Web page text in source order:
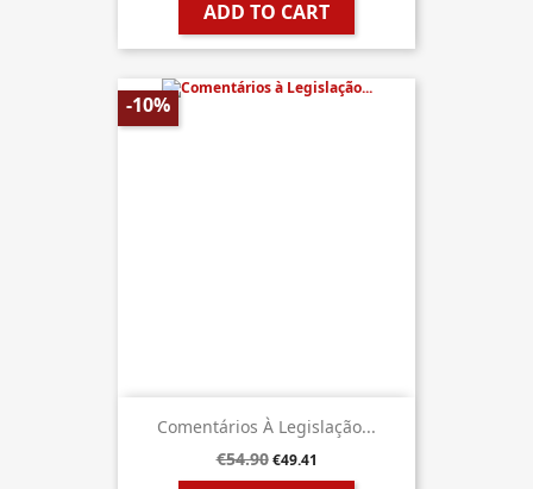
ADD TO CART
Comentários À Legislação...
€54.90 €49.41
-10%